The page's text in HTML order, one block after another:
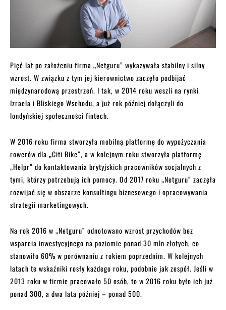
Pięć lat po założeniu firma „Netguru” wykazywała stabilny i silny
wzrost. W związku z tym jej kierownictwo zaczęło podbijać
międzynarodową przestrzeń. I tak, w 2014 roku weszli na rynki
Izraela i Bliskiego Wschodu, a już rok później dołączyli do
londyńskiej społeczności fintech.
W 2016 roku firma stworzyła mobilną platformę do wypożyczania
rowerów dla „Citi Bike”, a w kolejnym roku stworzyła platformę
„Helpr” do kontaktowania brytyjskich pracowników socjalnych z
tymi, którzy potrzebują ich pomocy. Od 2017 roku „Netguru” zaczęła
rozwijać się w obszarze konsultingu biznesowego i opracowywania
strategii marketingowych.
Na rok 2016 w „Netguru” odnotowano wzrost przychodów bez
wsparcia inwestycyjnego na poziomie ponad 30 mln złotych, co
stanowiło 60% w porównaniu z rokiem poprzednim. W kolejnych
latach te wskaźniki rosły każdego roku, podobnie jak zespół. Jeśli w
2013 roku w firmie pracowało 50 osób, to w 2016 roku było ich już
ponad 300, a dwa lata później – ponad 500.